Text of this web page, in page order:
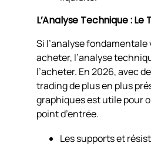
L’Analyse Technique : Le
Si l’analyse fondamentale
acheter, l’analyse
l’acheter. En 2026, avec
trading de plus en plus
graphiques est utile pour
point d’entrée.
Les supports et